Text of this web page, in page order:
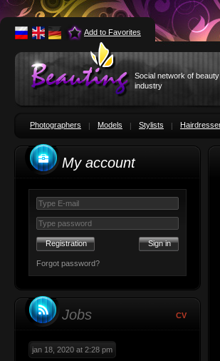
Add to Favorites
Social network of beauty
industry
Photographers Models Stylists
My account
Registration
Forgot password?
Jobs CV
jan 18, 2020 at 2:28 pm